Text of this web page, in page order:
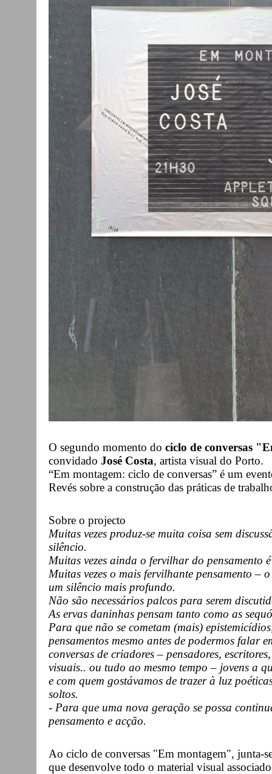
O segundo momento do ciclo de conversas
convidado José Costa, artista visual do Porto.
“Em montagem: ciclo de conversas” é um
Revés sobre a construção das práticas de
Sobre o projecto
Muitas vezes produz-se muita coisa sem
silêncio.
Muitas vezes ainda o fervilhar do pensamento
Muitas vezes o mais fervilhante pensamento –
um silêncio mais profundo.
Não são necessários palcos para serem
As ervas daninhas pensam tanto como as
Para que não se cometam (mais)
pensamentos mesmo antes de podermos falar
conversas de criadores – pensadores,
visuais.. ou tudo ao mesmo tempo – jovens a
e com quem gostávamos de trazer à luz
soltos.
- Para que uma nova geração se possa
pensamento e acção.
Ao ciclo de conversas "Em montagem", junta-
que desenvolve todo o material visual